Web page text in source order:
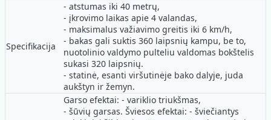
Specifikacija
- atstumas iki 40 metrų,
- įkrovimo laikas apie 4 valandas,
- maksimalus važiavimo greitis iki 6 km/h,
- bakas gali suktis 360 laipsnių kampu, be to,
nuotolinio valdymo pulteliu valdomas bokštelis
sukasi 320 laipsnių.
- statinė, esanti viršutinėje bako dalyje, juda
aukštyn ir žemyn.
Garso efektai: - variklio triukšmas,
- šūvių garsas. Šviesos efektai: - šviečiantys